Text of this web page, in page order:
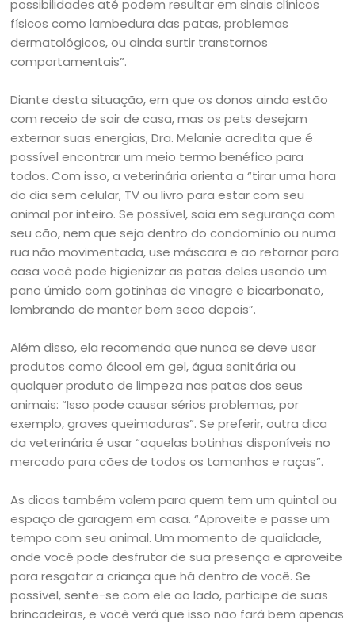
possibilidades até podem resultar em sinais clínicos
físicos como lambedura das patas, problemas
dermatológicos, ou ainda surtir transtornos
comportamentais”.
Diante desta situação, em que os donos ainda estão
com receio de sair de casa, mas os pets desejam
externar suas energias, Dra. Melanie acredita que é
possível encontrar um meio termo benéfico para
todos. Com isso, a veterinária orienta a “tirar uma hora
do dia sem celular, TV ou livro para estar com seu
animal por inteiro. Se possível, saia em segurança com
seu cão, nem que seja dentro do condomínio ou numa
rua não movimentada, use máscara e ao retornar para
casa você pode higienizar as patas deles usando um
pano úmido com gotinhas de vinagre e bicarbonato,
lembrando de manter bem seco depois”.
Além disso, ela recomenda que nunca se deve usar
produtos como álcool em gel, água sanitária ou
qualquer produto de limpeza nas patas dos seus
animais: “Isso pode causar sérios problemas, por
exemplo, graves queimaduras”. Se preferir, outra dica
da veterinária é usar “aquelas botinhas disponíveis no
mercado para cães de todos os tamanhos e raças”.
As dicas também valem para quem tem um quintal ou
espaço de garagem em casa. “Aproveite e passe um
tempo com seu animal. Um momento de qualidade,
onde você pode desfrutar de sua presença e aproveite
para resgatar a criança que há dentro de você. Se
possível, sente-se com ele ao lado, participe de suas
brincadeiras, e você verá que isso não fará bem apenas